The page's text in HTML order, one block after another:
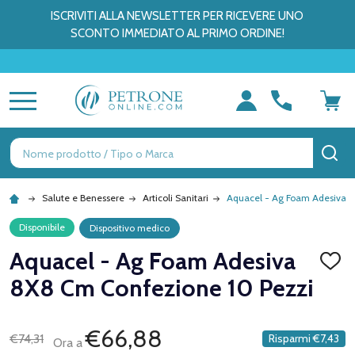
ISCRIVITI ALLA NEWSLETTER PER RICEVERE UNO
SCONTO IMMEDIATO AL PRIMO ORDINE!
Ricerca
Salute e Benessere Articoli Sanitari Aquacel - Ag Foam Adesiva
Disponibile Dispositivo medico
Aquacel - Ag Foam Adesiva
8X8 Cm Confezione 10 Pezzi
€74,31
Ora a€66,88 Risparmi €7,43